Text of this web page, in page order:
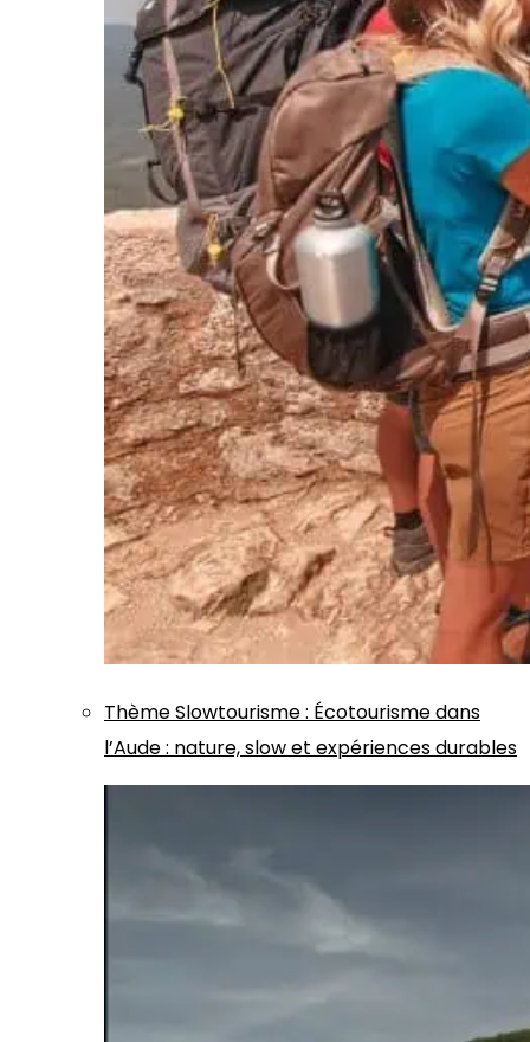
ThèmeSlowtourisme: Écotourisme dans
l’Aude : nature, slow et expériences durables